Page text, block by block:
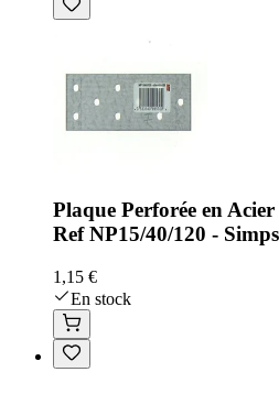
Plaque Perforée en
Ref NP15/40/120 -
1,15 €
En stock